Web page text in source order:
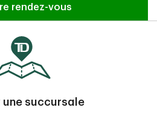
rendez-vous
une succursale